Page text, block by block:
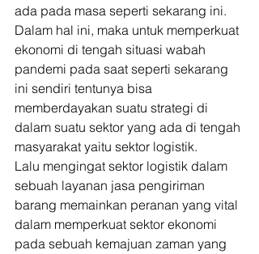
ada pada masa seperti sekarang ini.
Dalam hal ini, maka untuk memperkuat
ekonomi di tengah situasi wabah
pandemi pada saat seperti sekarang
ini sendiri tentunya bisa
memberdayakan suatu strategi di
dalam suatu sektor yang ada di tengah
masyarakat yaitu sektor logistik.
Lalu mengingat sektor logistik dalam
sebuah layanan jasa pengiriman
barang memainkan peranan yang vital
dalam memperkuat sektor ekonomi
pada sebuah kemajuan zaman yang